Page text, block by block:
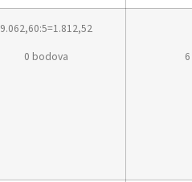
9.062,60:5=1.812,52
0 bodova